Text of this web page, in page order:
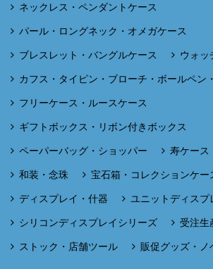
ネックレス・ペンダントケース
パール・ロングネック・オメガケース
ブレスレット・バングルケース ウォッ
カフス・タイピン・ブローチ・ボールペン
フリーケース・ルースケース
ギフトボックス・リボン付きボックス
ペーパーバッグ・ショッパー 寿ケース
和装・念珠 宝石箱・コレクションケー
ディスプレイ・什器 ユニットディスプ
シリコンディスプレイシリーズ 受注生
ストック・店舗ツール 販促グッズ・